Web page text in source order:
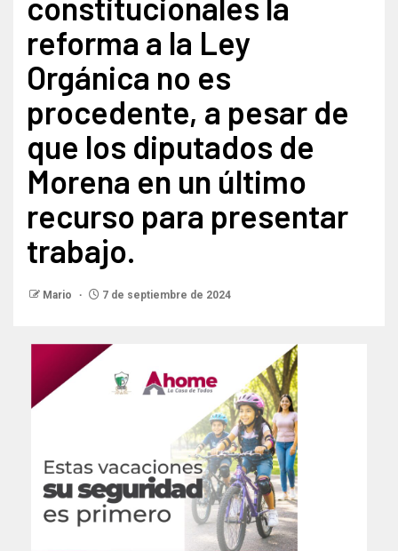
reforma a la Ley
Orgánica no es
procedente, a pesar de
que los diputados de
Morena en un último
recurso para presentar
trabajo.
Mario 7 de septiembre de 2024